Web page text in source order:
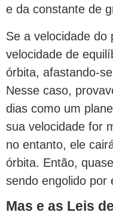
e da constante de
Se a velocidade do
velocidade de
órbita, afastando-
Nesse caso,
dias como um
sua velocidade for
no entanto, ele
órbita. Então,
sendo engolido por
Mas e as Leis